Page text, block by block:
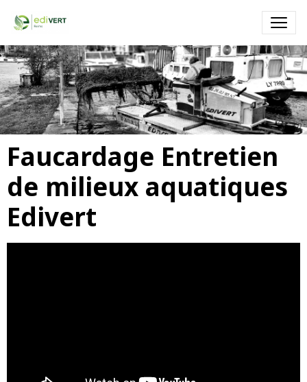
Faucardage - EDIVERT
Faucardage par un engin amphibie (Truxor) dans un port de
plaisance
Faucardage Entretien
de milieux aquatiques
Edivert